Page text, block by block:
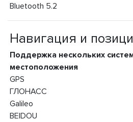
Bluetooth 5.2
Навигация и
Поддержка нескольких
местоположения
GPS
ГЛОНАСС
Galileo
BEIDOU